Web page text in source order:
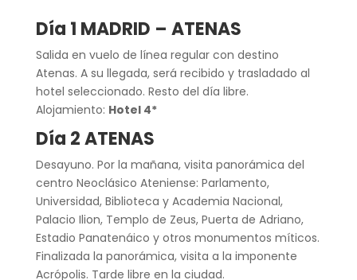
Día 1 MADRID – ATENAS
Salida en vuelo de línea regular con destino
Atenas. A su llegada, será recibido y trasladado al
hotel seleccionado. Resto del día libre.
Alojamiento: Hotel 4*
Día 2 ATENAS
Desayuno. Por la mañana, visita panorámica del
centro Neoclásico Ateniense: Parlamento,
Universidad, Biblioteca y Academia Nacional,
Palacio Ilion, Templo de Zeus, Puerta de Adriano,
Estadio Panatenáico y otros monumentos míticos.
Finalizada la panorámica, visita a la imponente
Acrópolis. Tarde libre en la ciudad.